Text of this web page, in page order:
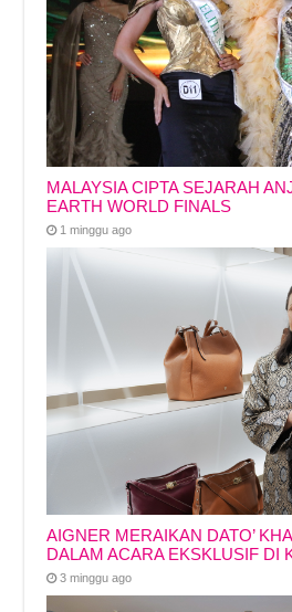
MALAYSIA CIPTA SEJARAH
EARTH WORLD FINALS
1 minggu ago
AIGNER MERAIKAN DATO’
DALAM ACARA EKSKLUSIF DI
3 minggu ago